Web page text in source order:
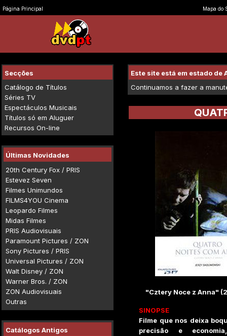
Página Principal Mapa do
Secções
Catálogo de Títulos
Séries TV
Espectáculos Musicais
Títulos só em Aluguer
Recursos On-line
Últimas Novidades
20th Century Fox / PRIS
Estevez Seven
Filmes Unimundos
FILMS4YOU Cinema
Leopardo Filmes
Midas Filmes
PRIS Audiovisuais
Paramount Pictures / ZON
Sony Pictures / PRIS
Universal Pictures / ZON
Walt Disney / ZON
Warner Bros. / ZON
ZON Audiovisuais
Outras
Catálogos Antigos
Este site está em estado de
Continuamos a fazer a
"Cztery Noce z Anna"
SINOPSE
Filme que nos deixa
precisão e